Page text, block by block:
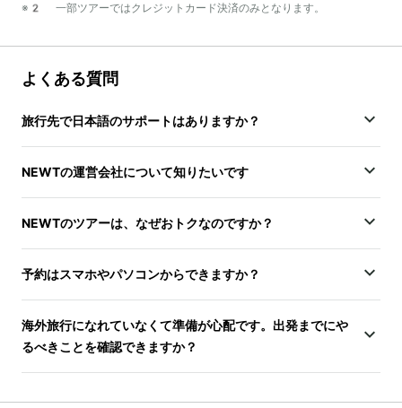
※2 一部ツアーではクレジットカード決済のみとなります。
よくある質問
旅行先で日本語のサポートはありますか？
NEWTの運営会社について知りたいです
NEWTのツアーは、なぜおトクなのですか？
予約はスマホやパソコンからできますか？
海外旅行になれていなくて準備が心配です。出発までにや
るべきことを確認できますか？